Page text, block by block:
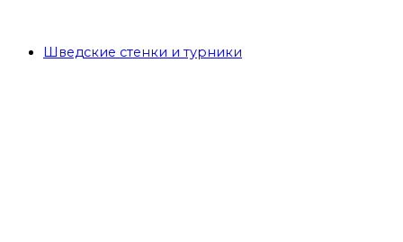
Шведские стенки и турники